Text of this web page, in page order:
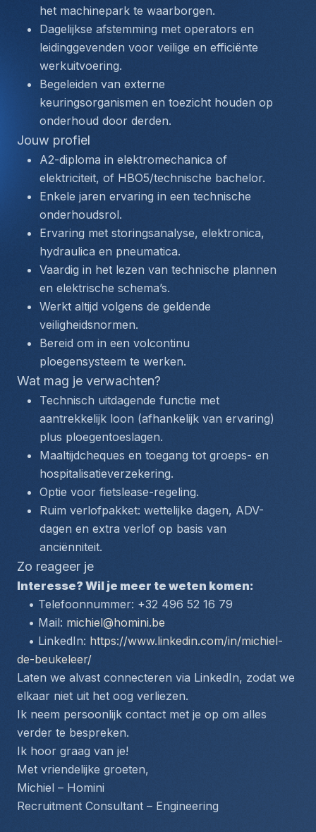
het machinepark te waarborgen.
Dagelijkse afstemming met operators en
leidinggevenden voor veilige en efficiënte
werkuitvoering.
Begeleiden van externe
keuringsorganismen en toezicht houden op
onderhoud door derden.
Jouw profiel
A2-diploma in elektromechanica of
elektriciteit, of HBO5/technische bachelor.
Enkele jaren ervaring in een technische
onderhoudsrol.
Ervaring met storingsanalyse, elektronica,
hydraulica en pneumatica.
Vaardig in het lezen van technische plannen
en elektrische schema’s.
Werkt altijd volgens de geldende
veiligheidsnormen.
Bereid om in een volcontinu
ploegensysteem te werken.
Wat mag je verwachten?
Technisch uitdagende functie met
aantrekkelijk loon (afhankelijk van ervaring)
plus ploegentoeslagen.
Maaltijdcheques en toegang tot groeps- en
hospitalisatieverzekering.
Optie voor fietslease-regeling.
Ruim verlofpakket: wettelijke dagen, ADV-
dagen en extra verlof op basis van
anciënniteit.
Zo reageer je
Interesse? Wil je meer te weten komen:
• Telefoonnummer: +32 496 52 16 79
• Mail: michiel@homini.be
• LinkedIn: https://www.linkedin.com/in/michiel-
de-beukeleer/
Laten we alvast connecteren via LinkedIn, zodat we
elkaar niet uit het oog verliezen.
Ik neem persoonlijk contact met je op om alles
verder te bespreken.
Ik hoor graag van je!
Met vriendelijke groeten,
Michiel – Homini
Recruitment Consultant – Engineering